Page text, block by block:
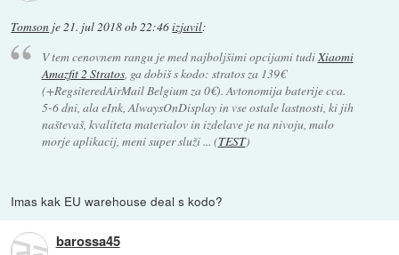
Tomson je21. jul 2018 ob 22:46izjavil:
V tem cenovnem rangu je med najboljšimi opcijami tudiXiaomi
Amazfit 2 Stratos, ga dobiš s kodo: stratos za 139€
(+RegsiteredAirMail Belgium za 0€). Avtonomija baterije cca.
5-6 dni, ala eInk, AlwaysOnDisplay in vse ostale lastnosti, ki jih
naštevaš, kvaliteta materialov in izdelave je na nivoju, malo
morje aplikacij, meni super služi ... (TEST)
Imas kak EU warehouse deal s kodo?
barossa45